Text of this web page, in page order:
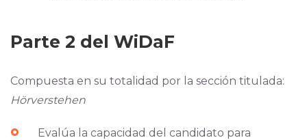
Parte 2 del WiDaF
Compuesta en su totalidad por la sección titulada:
Hörverstehen
Evalúa la capacidad del candidato para